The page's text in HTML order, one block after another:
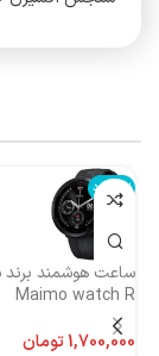
ناموجود
ساعت هوشمند
Maimo watch R
تومان